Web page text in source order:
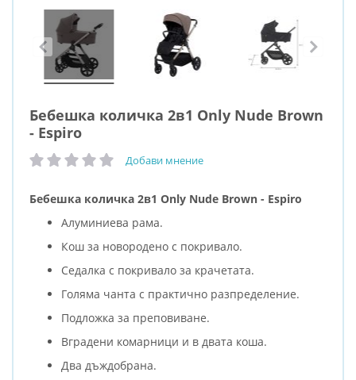
Бебешка количка 2в1 Only Nude Brown
- Espiro
рейтинг: Добави мнение
Бебешка количка 2в1 Only Nude Brown - Espiro
Алуминиева рама.
Кош за новородено с покривало.
Седалка с покривало за крачетата.
Голяма чанта с практично разпределение.
Подложка за преповиване.
Вградени комарници и в двата коша.
Два дъждобрана.